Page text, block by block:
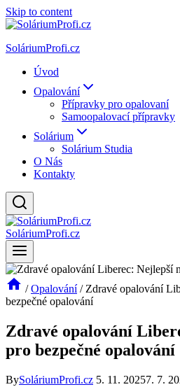
Skip to content
SoláriumProfi.cz
Úvod
Opalování
Přípravky pro opalovaní
Samoopalovací přípravky
Solárium
Solárium Studia
O Nás
Kontakty
SoláriumProfi.cz
/ Opalování / Zdravé opalování
bezpečné opalování
Zdravé opalování
pro bezpečné opalování
BySoláriumProfi.cz 5. 11. 20257. 7.